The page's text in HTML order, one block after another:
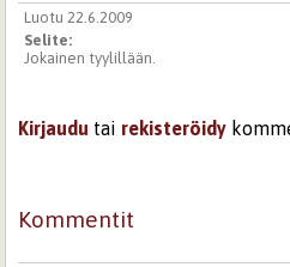
Luotu 22.6.2009
Selite:
Jokainen tyylillään.
Kirjaudu tai rekisteröidy
Kommentit